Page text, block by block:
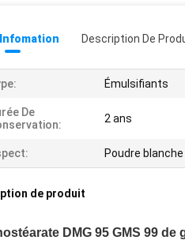
Description De
Émulsifiants
De
2 ans
Poudre blanche
de produit
DMG 95 GMS 99